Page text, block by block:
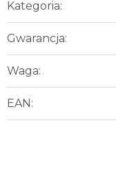
Kategoria:
Gwarancja:
Waga:
EAN :